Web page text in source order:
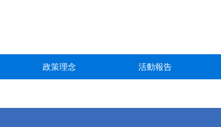
政策理念 活動報告